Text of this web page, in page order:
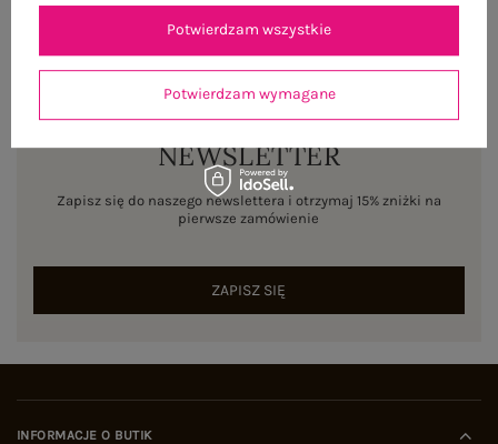
NEWSLETTER
Zapisz się do naszego newslettera i otrzymaj 15% zniżki na
pierwsze zamówienie
ZAPISZ SIĘ
INFORMACJE O BUTIK
Potwierdzam wymagane
Potwierdzam wszystkie